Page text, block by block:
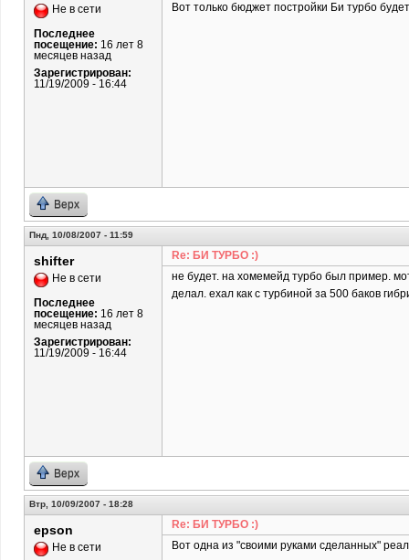
Не в сети
Последнее
посещение: 16 лет 8
месяцев назад
Зарегистрирован:
11/19/2009 - 16:44
Вот только бюджет постройки Би турбо
Верх
Пнд, 10/08/2007 - 11:59
shifter
Не в сети
Последнее
посещение: 16 лет 8
месяцев назад
Зарегистрирован:
11/19/2009 - 16:44
Re: БИ ТУРБО :)
не будет. на хомемейд турбо был пример.
делал. ехал как с турбиной за 500 баков
Верх
Втр, 10/09/2007 - 18:28
epson
Не в сети
Re: БИ ТУРБО :)
Вот одна из "своими руками сделанных"